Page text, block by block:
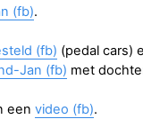
(fb).
(fb) (pedal cars)
Jan (fb) met
een video (fb).